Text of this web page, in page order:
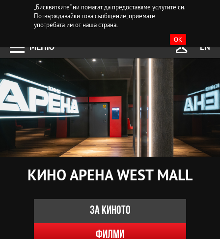
„Бисквитките“ ни помагат да предоставяме услугите си.
Потвърждавайки това съобщение, приемате
употребата им от наша страна.
OK
МЕНЮ EN
КИНО АРЕНА WEST MALL
За киното
Филми